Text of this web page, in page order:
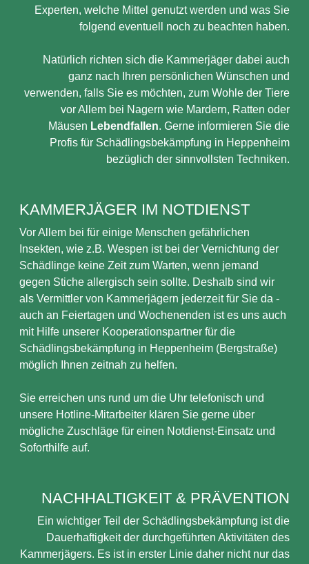
Experten, welche Mittel genutzt werden und was Sie
folgend eventuell noch zu beachten haben.
Natürlich richten sich die Kammerjäger dabei auch
ganz nach Ihren persönlichen Wünschen und
verwenden, falls Sie es möchten, zum Wohle der Tiere
vor Allem bei Nagern wie Mardern, Ratten oder
Mäusen Lebendfallen. Gerne informieren Sie die
Profis für Schädlingsbekämpfung in Heppenheim
bezüglich der sinnvollsten Techniken.
KAMMERJÄGER IM NOTDIENST
Vor Allem bei für einige Menschen gefährlichen
Insekten, wie z.B. Wespen ist bei der Vernichtung der
Schädlinge keine Zeit zum Warten, wenn jemand
gegen Stiche allergisch sein sollte. Deshalb sind wir
als Vermittler von Kammerjägern jederzeit für Sie da -
auch an Feiertagen und Wochenenden ist es uns auch
mit Hilfe unserer Kooperationspartner für die
Schädlingsbekämpfung in Heppenheim (Bergstraße)
möglich Ihnen zeitnah zu helfen.
Sie erreichen uns rund um die Uhr telefonisch und
unsere Hotline-Mitarbeiter klären Sie gerne über
mögliche Zuschläge für einen Notdienst-Einsatz und
Soforthilfe auf.
NACHHALTIGKEIT & PRÄVENTION
Ein wichtiger Teil der Schädlingsbekämpfung ist die
Dauerhaftigkeit der durchgeführten Aktivitäten des
Kammerjägers. Es ist in erster Linie daher nicht nur das